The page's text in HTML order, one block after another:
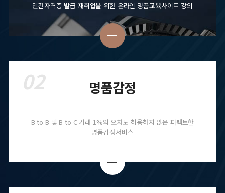
민간자격증 발급 재취업을 위한 온라인 명품교육사이트 강의
02 명품감정
B to B 및 B to C 거래 1%의 오차도 허용하지 않은 퍼팩트한
명품감정서비스